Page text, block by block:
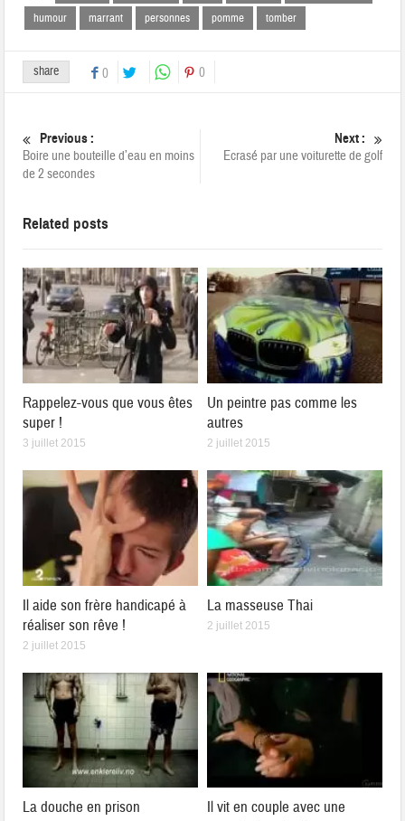
humour
marrant personnes pomme tomber
share 0 0
Previous :
Boire une bouteille d’eau en moins
de 2 secondes
Next :
Ecrasé par une voiturette de golf
Related posts
Rappelez-vous que vous êtes
super !
3 juillet 2015
Un peintre pas comme les
autres
2 juillet 2015
Il aide son frère handicapé à
réaliser son rêve !
2 juillet 2015
La masseuse Thai
2 juillet 2015
La douche en prison
Il vit en couple avec une